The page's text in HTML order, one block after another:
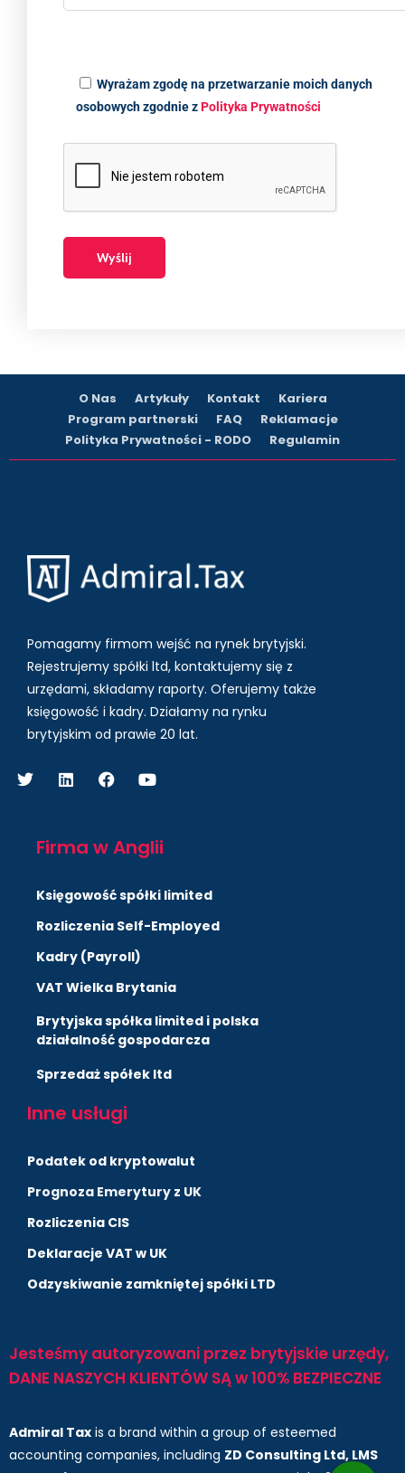
Wyrażam zgodę na przetwarzanie moich danych
osobowych zgodnie zPolityka Prywatności
O Nas Artykuły Kontakt
Kariera
Program partnerski
FAQ
Reklamacje
Polityka Prywatności - RODO
Regulamin
Pomagamy firmom wejść na rynek brytyjski.
Rejestrujemy spółki ltd, kontaktujemy się z
urzędami, składamy raporty. Oferujemy także
księgowość i kadry. Działamy na rynku
brytyjskim od prawie 20 lat.
Firma w Anglii
Księgowość spółki limited
Rozliczenia Self-Employed
Kadry (Payroll)
VAT Wielka Brytania
Brytyjska spółka limited i polska
działalność gospodarcza
Sprzedaż spółek ltd
Inne usługi
Podatek od kryptowalut
Prognoza Emerytury z UK
Rozliczenia CIS
Deklaracje VAT w UK
Odzyskiwanie zamkniętej spółki LTD
Jesteśmy autoryzowani przez brytyjskie urzędy,
DANE NASZYCH KLIENTÓW SĄ w 100% BEZPIECZNE
Admiral Tax is a brand within a group of esteemed
accounting companies, including ZD Consulting Ltd, LMS